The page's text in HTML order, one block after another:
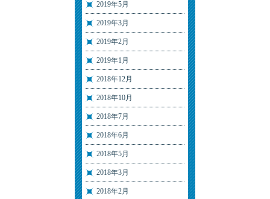
2019年5月
2019年3月
2019年2月
2019年1月
2018年12月
2018年10月
2018年7月
2018年6月
2018年5月
2018年3月
2018年2月